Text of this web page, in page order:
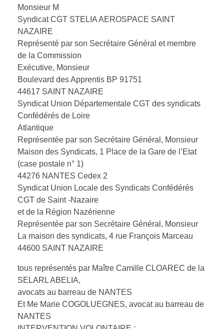
Monsieur M
Syndicat CGT STELIA AEROSPACE SAINT
NAZAIRE
Représenté par son Secrétaire Général et membre
de la Commission
Exécutive, Monsieur
Boulevard des Apprentis BP 91751
44617 SAINT NAZAIRE
Syndicat Union Départementale CGT des syndicats
Confédérés de Loire
Atlantique
Représentée par son Secrétaire Général, Monsieur
Maison des Syndicats, 1 Place de la Gare de l’Etat
(case postale n° 1)
44276 NANTES Cedex 2
Syndicat Union Locale des Syndicats Confédérés
CGT de Saint -Nazaire
et de la Région Nazérienne
Représentée par son Secrétaire Général, Monsieur
La maison des syndicats, 4 rue François Marceau
44600 SAINT NAZAIRE
tous représentés par Maître Camille CLOAREC de la
SELARL ABELIA,
avocats au barreau de NANTES
Et Me Marie COGOLUEGNES, avocat au barreau de
NANTES